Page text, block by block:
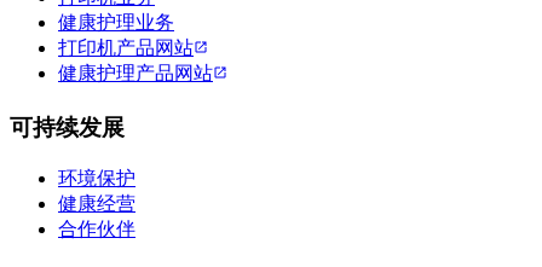
健康护理业务
打印机产品网站
健康护理产品网站
可持续发展
环境保护
健康经营
合作伙伴